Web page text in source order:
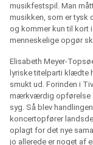
musikfestspil. Man
musikken, som er tysk
og kommer kun til kort
menneskelige opgør
Elisabeth Meyer-
lyriske titelparti klædte
smukt ud. Forinden i
mærkværdig opførelse
syg. Så blev
koncertopfører
oplagt for det nye
jo allerede er noget af